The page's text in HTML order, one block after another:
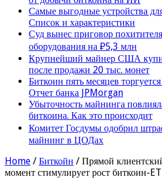
Самые выгодные устройства
Список и характеристики
Суд вынес приговор
оборудования на ₽5,3 млн
Крупнейший майнер США
после продажи 20 тыс. монет
Биткоин пять месяцев
Отчет банка JPMorgan
Убыточность майнинга
биткоина. Как это происходит
Комитет Госдумы одобрил
майнинг в ЦОДах
Home / Биткойн / Прямой
момент стимулирует рост биткоин-